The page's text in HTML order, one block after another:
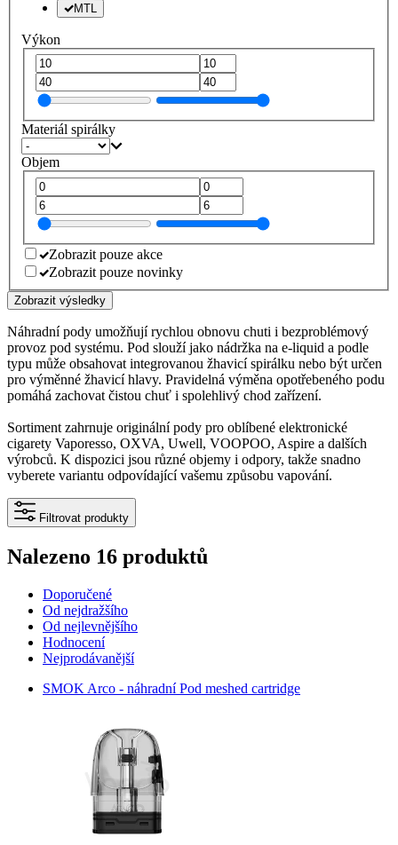
MTL
Výkon
Materiál spirálky
Objem
Zobrazit pouze akce
Zobrazit pouze novinky
Zobrazit výsledky
Náhradní pody umožňují rychlou obnovu chuti i bezproblémový
provoz pod systému. Pod slouží jako nádržka na e-liquid a podle
typu může obsahovat integrovanou žhavicí spirálku nebo být určen
pro výměnné žhavicí hlavy. Pravidelná výměna opotřebeného podu
pomáhá zachovat čistou chuť i spolehlivý chod zařízení.
Sortiment zahrnuje originální pody pro oblíbené elektronické
cigarety Vaporesso, OXVA, Uwell, VOOPOO, Aspire a dalších
výrobců. K dispozici jsou různé objemy i odpory, takže snadno
vyberete variantu odpovídající vašemu způsobu vapování.
Filtrovat produkty
Nalezeno 16 produktů
Doporučené
Od nejdražšího
Od nejlevnějšího
Hodnocení
Nejprodávanější
SMOK Arco - náhradní Pod meshed cartridge